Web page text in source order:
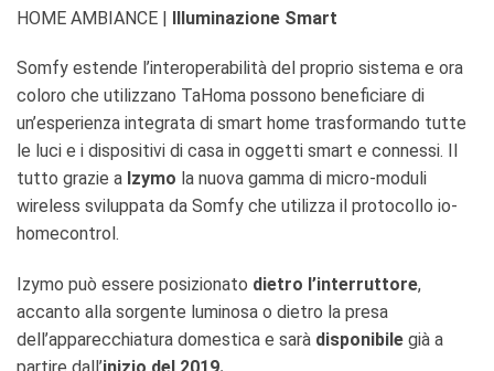
HOME AMBIANCE | Illuminazione Smart
Somfy estende l’interoperabilità del proprio sistema e ora
coloro che utilizzano TaHoma possono beneficiare di
un’esperienza integrata di smart home trasformando tutte
le luci e i dispositivi di casa in oggetti smart e connessi. Il
tutto grazie a Izymo la nuova gamma di micro-moduli
wireless sviluppata da Somfy che utilizza il protocollo io-
homecontrol.
Izymo può essere posizionato dietro l’interruttore,
accanto alla sorgente luminosa o dietro la presa
dell’apparecchiatura domestica e sarà disponibile già a